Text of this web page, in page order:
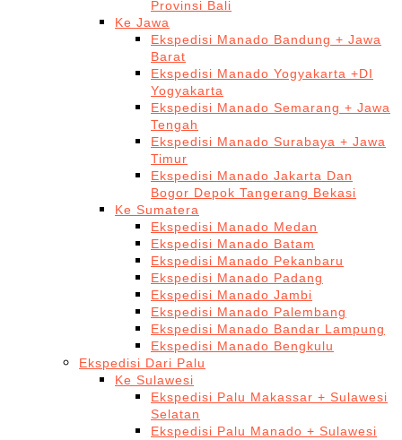
Provinsi Bali
Ke Jawa
Ekspedisi Manado Bandung + Jawa
Barat
Ekspedisi Manado Yogyakarta +DI
Yogyakarta
Ekspedisi Manado Semarang + Jawa
Tengah
Ekspedisi Manado Surabaya + Jawa
Timur
Ekspedisi Manado Jakarta Dan
Bogor Depok Tangerang Bekasi
Ke Sumatera
Ekspedisi Manado Medan
Ekspedisi Manado Batam
Ekspedisi Manado Pekanbaru
Ekspedisi Manado Padang
Ekspedisi Manado Jambi
Ekspedisi Manado Palembang
Ekspedisi Manado Bandar Lampung
Ekspedisi Manado Bengkulu
Ekspedisi Dari Palu
Ke Sulawesi
Ekspedisi Palu Makassar + Sulawesi
Selatan
Ekspedisi Palu Manado + Sulawesi